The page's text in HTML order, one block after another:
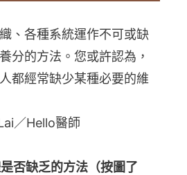
、各種系統運作不可或缺
分的方法。您或許認為，
都經常缺少某種必要的維
／Hello醫師
否缺乏的方法（按圖了